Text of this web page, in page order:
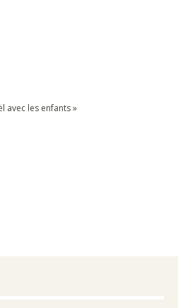
avec les enfants »